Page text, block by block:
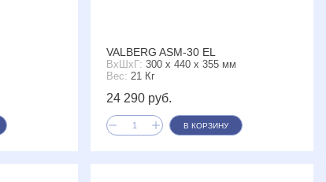
VALBERG ASM-30 EL
ВxШxГ: 300 x 440 x 355 мм
Вес: 21 Кг
24 290 руб.
В КОРЗИНУ